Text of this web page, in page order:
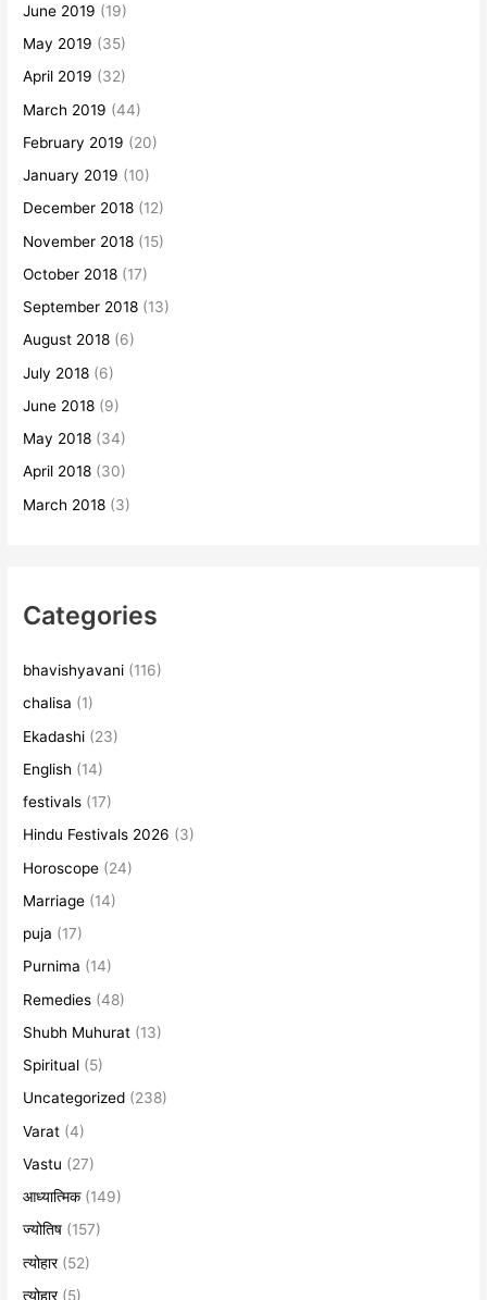
June 2019 (19)
May 2019 (35)
April 2019 (32)
March 2019 (44)
February 2019 (20)
January 2019 (10)
December 2018 (12)
November 2018 (15)
October 2018 (17)
September 2018 (13)
August 2018 (6)
July 2018 (6)
June 2018 (9)
May 2018 (34)
April 2018 (30)
March 2018 (3)
Categories
bhavishyavani (116)
chalisa (1)
Ekadashi (23)
English (14)
festivals (17)
Hindu Festivals 2026 (3)
Horoscope (24)
Marriage (14)
puja (17)
Purnima (14)
Remedies (48)
Shubh Muhurat (13)
Spiritual (5)
Uncategorized (238)
Varat (4)
Vastu (27)
आध्यात्मिक(149)
ज्योतिष (157)
त्योहार(52)
त्योहार(5)